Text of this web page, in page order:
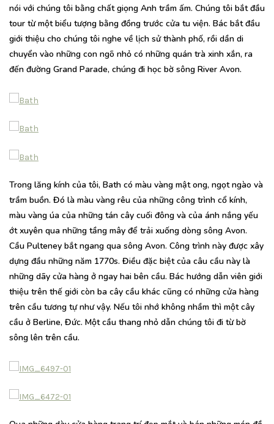
nói với chúng tôi bằng chất giọng Anh trầm ấm. Chúng tôi bắt đầu
tour từ một biểu tượng bằng đồng trước cửa tu viện. Bác bắt đầu
giới thiệu cho chúng tôi nghe về lịch sử thành phố, rồi dần di
chuyển vào những con ngõ nhỏ có những quán trà xinh xắn, ra
đến đường Grand Parade, chúng đi học bờ sông River Avon.
Trong lăng kính của tôi, Bath có màu vàng mật ong, ngọt ngào và
trầm buồn. Đó là màu vàng rêu của những công trình cổ kính,
màu vàng úa của những tán cây cuối đông và của ánh nắng yếu
ớt xuyên qua những tầng mây để trải xuống dòng sông Avon.
Cầu Pulteney bắt ngang qua sông Avon. Công trình này được xây
dựng đầu những năm 1770s. Điều đặc biệt của câu cầu này là
những dãy cửa hàng ở ngay hai bên cầu. Bác hướng dẫn viên giới
thiệu trên thế giới còn ba cây cầu khác cũng có những cửa hàng
trên cầu tương tự như vậy. Nếu tôi nhớ không nhầm thì một cây
cầu ở Berline, Đức. Một cầu thang nhỏ dẫn chúng tôi đi từ bờ
sông lên trên cầu.